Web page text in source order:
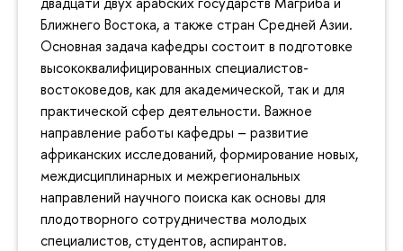
Ближнего Востока, а также стран Средней Азии.
Основная задача кафедры состоит в подготовке
высококвалифицированных специалистов-
востоковедов, как для академической, так и для
практической сфер деятельности. Важное
направление работы кафедры – развитие
африканских исследований, формирование новых,
междисциплинарных и межрегиональных
направлений научного поиска как основы для
плодотворного сотрудничества молодых
специалистов, студентов, аспирантов.